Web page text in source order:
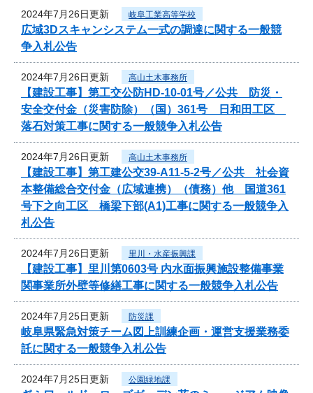
2024年7月26日更新 岐阜工業高等学校
広域3Dスキャンシステム一式の調達に関する一般競
争入札公告
2024年7月26日更新 高山土木事務所
【建設工事】第工交公防HD-10-01号／公共 防災・
安全交付金（災害防除）（国）361号 日和田工区
落石対策工事に関する一般競争入札公告
2024年7月26日更新 高山土木事務所
【建設工事】第工建公交39-A11-5-2号／公共 社会資
本整備総合交付金（広域連携）（債務）他 国道361
号下之向工区 橋梁下部(A1)工事に関する一般競争入
札公告
2024年7月26日更新 里川・水産振興課
【建設工事】里川第0603号 内水面振興施設整備事業
関事業所外壁等修繕工事に関する一般競争入札公告
2024年7月25日更新 防災課
岐阜県緊急対策チーム図上訓練企画・運営支援業務委
託に関する一般競争入札公告
2024年7月25日更新 公園緑地課